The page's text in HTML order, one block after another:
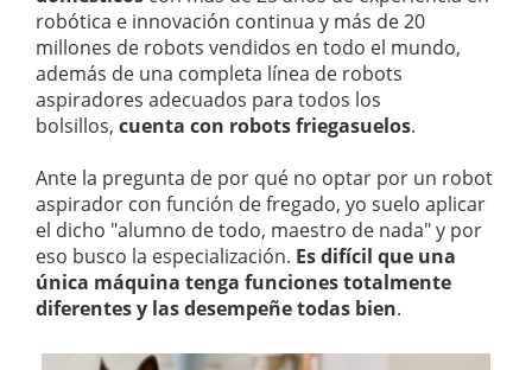
robótica e innovación continua y más de 20
millones de robots vendidos en todo el mundo,
además de una completa línea de robots
aspiradores adecuados para todos los
bolsillos, cuenta con robots friegasuelos.
Ante la pregunta de por qué no optar por un robot
aspirador con función de fregado, yo suelo aplicar
el dicho "alumno de todo, maestro de nada" y por
eso busco la especialización. Esdifícil que una
única máquina tenga funciones totalmente
diferentes y las desempeñe todas bien.